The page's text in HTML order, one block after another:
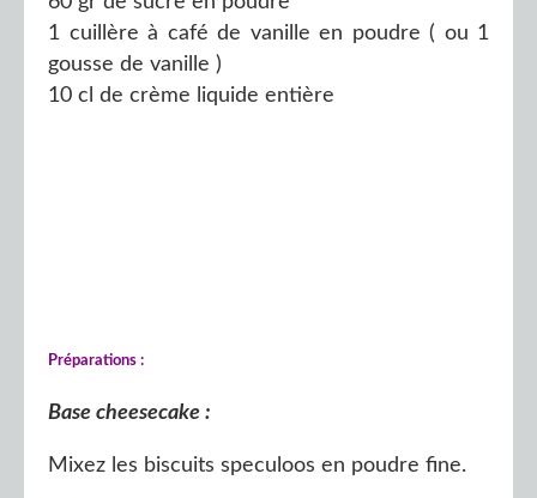
1 cuillère à café de vanille en poudre ( ou 1
gousse de vanille )
10 cl de crème liquide entière
Préparations :
Base cheesecake :
Mixez les biscuits speculoos en poudre fine.